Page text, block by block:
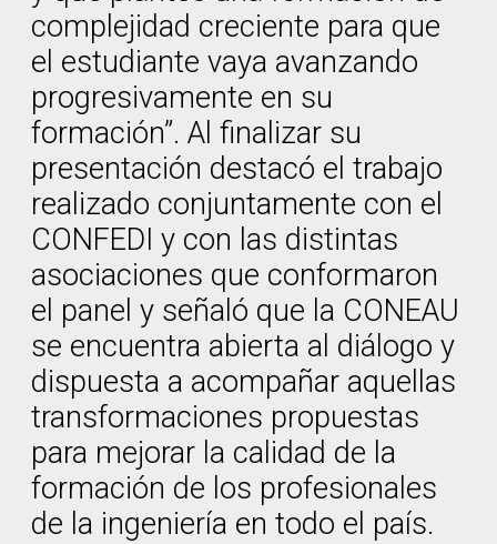
complejidad creciente para que
el estudiante vaya avanzando
progresivamente en su
formación”. Al finalizar su
presentación destacó el trabajo
realizado conjuntamente con el
CONFEDI y con las distintas
asociaciones que conformaron
el panel y señaló que la CONEAU
se encuentra abierta al diálogo y
dispuesta a acompañar aquellas
transformaciones propuestas
para mejorar la calidad de la
formación de los profesionales
de la ingeniería en todo el país.